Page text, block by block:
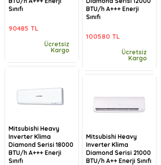
Sınıfı
90485 TL
Ücretsiz
Kargo
Mitsubishi Heavy
Inverter Klima
Diamond Serisi 18000
BTU/h A+++ Enerji
Sınıfı
BTU/h A+++ Enerji
Sınıfı
100580 TL
Ücretsiz
Kargo
Mitsubishi Heavy
Inverter Klima
Diamond Serisi 21000
BTU/h A++ Enerji Sınıfı